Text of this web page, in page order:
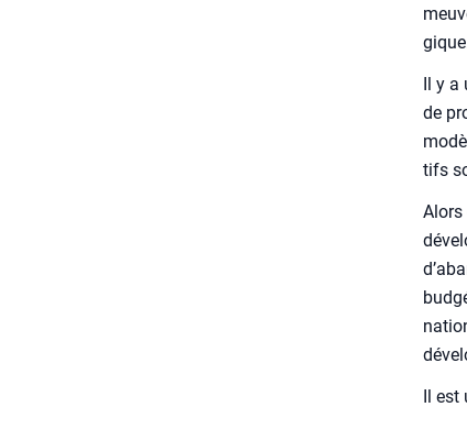
Il y
de
tifs
Alors
Il